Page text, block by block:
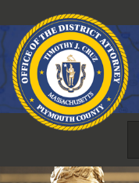
до
змісту